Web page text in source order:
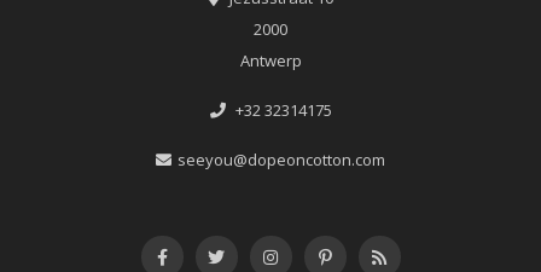
2000
Antwerp
+32 32314175
seeyou@dopeoncotton.com